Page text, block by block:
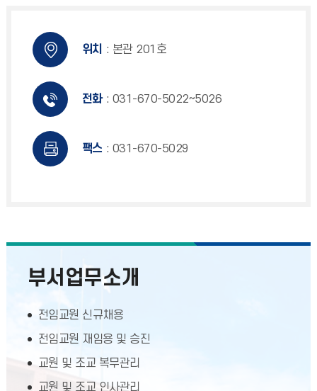
위치 : 본관 201호
전화 : 031-670-5022~5026
팩스 : 031-670-5029
부서업무소개
전임교원 신규채용
전임교원 재임용 및 승진
교원 및 조교 복무관리
교원 및 조교 인사관리